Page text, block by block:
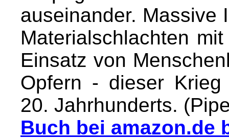
auseinander. Massive
Materialschlachten
Einsatz von
Opfern - dieser
20. Jahrhunderts.
Buch bei amazon.de